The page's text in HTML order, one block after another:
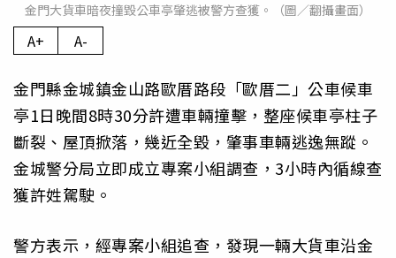
金門大貨車暗夜撞毀公車亭肇逃被警方查獲。（圖／翻攝畫面）
A+ A-
金門縣金城鎮金山路歐厝路段「歐厝二」公車候車
亭1日晚間8時30分許遭車輛撞擊，整座候車亭柱子
斷裂、屋頂掀落，幾近全毀，肇事車輛逃逸無蹤。
金城警分局立即成立專案小組調查，3小時內循線查
獲許姓駕駛。
警方表示，經專案小組追查，發現一輛大貨車沿金